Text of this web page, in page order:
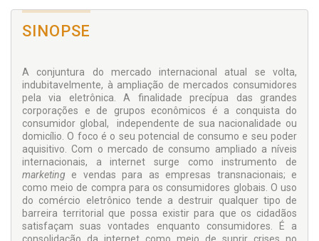
SINOPSE
A conjuntura do mercado internacional atual se volta,
indubitavelmente, à ampliação de mercados consumidores
pela via eletrônica. A finalidade precípua das grandes
corporações e de grupos econômicos é a conquista do
consumidor global, independente de sua nacionalidade ou
domicílio. O foco é o seu potencial de consumo e seu poder
aquisitivo. Com o mercado de consumo ampliado a níveis
internacionais, a internet surge como instrumento de
marketing e vendas para as empresas transnacionais; e
como meio de compra para os consumidores globais. O uso
do comércio eletrônico tende a destruir qualquer tipo de
barreira territorial que possa existir para que os cidadãos
satisfaçam suas vontades enquanto consumidores. É a